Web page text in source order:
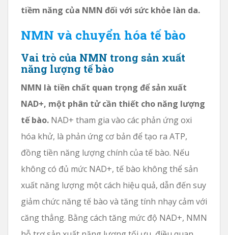
tiềm năng của NMN đối với sức khỏe làn da.
NMN và chuyển hóa tế bào
Vai trò của NMN trong sản xuất
năng lượng tế bào
NMN là tiền chất quan trọng để sản xuất
NAD+, một phân tử cần thiết cho năng lượng
tế bào. NAD+ tham gia vào các phản ứng oxi
hóa khử, là phản ứng cơ bản để tạo ra ATP,
đồng tiền năng lượng chính của tế bào. Nếu
không có đủ mức NAD+, tế bào không thể sản
xuất năng lượng một cách hiệu quả, dẫn đến suy
giảm chức năng tế bào và tăng tính nhạy cảm với
căng thẳng. Bằng cách tăng mức độ NAD+, NMN